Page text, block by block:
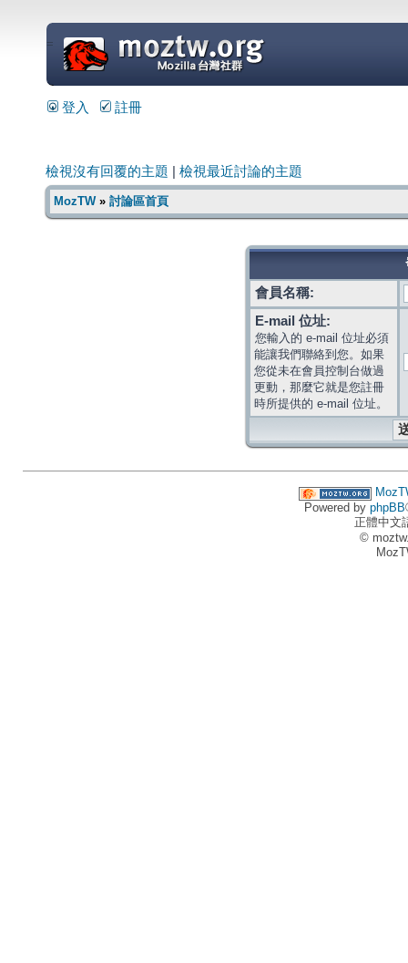
=
登入 註冊
檢視沒有回覆的主題 檢視最近討論的主題
MozTW» 討論區首頁
會員名稱:
E-mail 位址:
您輸入的 e-mail 位址必須
能讓我們聯絡到您。如果
您從未在會員控制台做過
更動，那麼它就是您註冊
時所提供的 e-mail 位址。
Powered by phpBB
正體中文
©